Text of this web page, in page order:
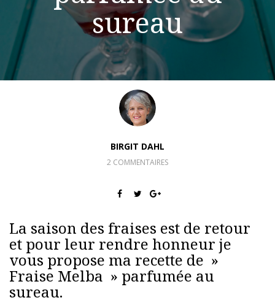
sureau
BIRGIT DAHL
2 COMMENTAIRES
La saison des fraises est de retour
et pour leur rendre honneur je
vous propose ma recette de »
Fraise Melba » parfumée au
sureau.